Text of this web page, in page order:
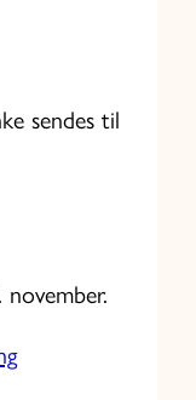
sendes til